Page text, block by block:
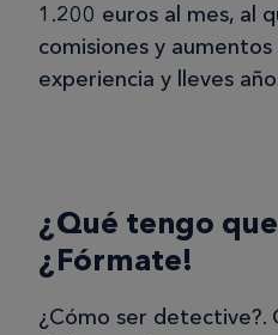
1.200 euros al mes, al
comisiones y
experiencia y lleves
¿Qué tengo
¿Fórmate!
¿Cómo ser detective?.